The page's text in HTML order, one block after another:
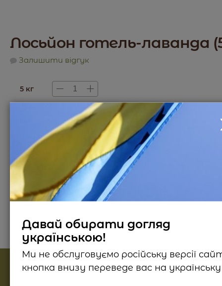
Лосьйон готель-лаванда
Залишити відгук
5 кг
3284₴
Описание продукта Способ применения
Давай обирати догляд
українською!
Ми не обслуговуємо російську версії
кнопка внизу переведе вас на українську
Найпопулярніші категорії